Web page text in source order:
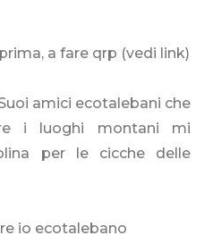
a fare qrp (vedi link)
amici ecotalebani che
i luoghi montani mi
per le cicche delle
io ecotalebano